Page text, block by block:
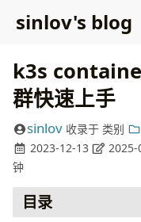
sinlov's blog
k3s
群快速上手
sinlov 收录于 类别
2023-12-13
2025-
钟
目录